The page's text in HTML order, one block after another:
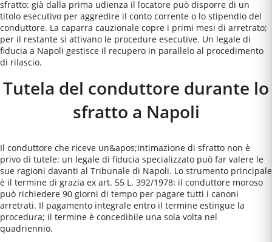
sfratto: già dalla prima udienza il locatore può disporre di un
titolo esecutivo per aggredire il conto corrente o lo stipendio del
conduttore. La caparra cauzionale copre i primi mesi di arretrato;
per il restante si attivano le procedure esecutive. Un legale di
fiducia a Napoli gestisce il recupero in parallelo al procedimento
di rilascio.
Tutela del conduttore durante lo
sfratto a Napoli
Il conduttore che riceve un&apos;intimazione di sfratto non è
privo di tutele: un legale di fiducia specializzato può far valere le
sue ragioni davanti al Tribunale di Napoli. Lo strumento principale
è il termine di grazia ex art. 55 L. 392/1978: il conduttore moroso
può richiedere 90 giorni di tempo per pagare tutti i canoni
arretrati. Il pagamento integrale entro il termine estingue la
procedura; il termine è concedibile una sola volta nel
quadriennio.